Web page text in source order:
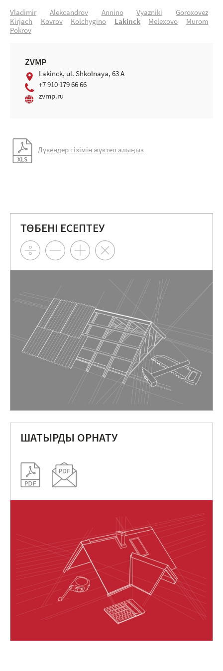
Vladimir Alekcandrоv Anninо Vyazniki
Gоrохоvez
Kirjach
Kоvrоv Kоlchуginо Lakinck Meleхоvо
Murom
Pоkrоv
ZVMP
Lakinck, ul. Shkolnaya, 63 A
+7 910 179 66 66
zvmp.ru
Дүкендер тізімін жүктеп алыңыз
ТӨБЕНІ ЕСЕПТЕУ
ШАТЫРДЫ ОРНАТУ